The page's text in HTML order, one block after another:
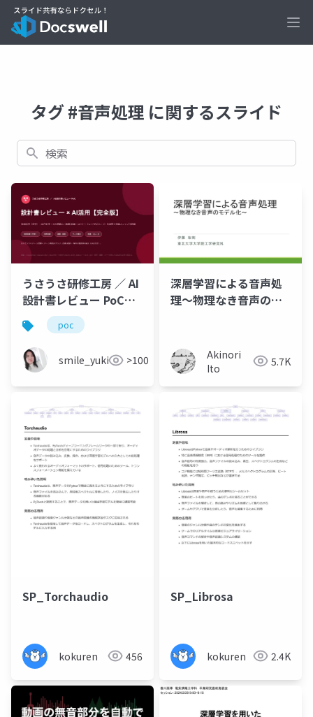
タグ #音声処理 に関するスライド
検索
うさうさ研修工房 ／ AI
設計書レビュー PoC設
計書レビュー × AI活用
【完全版】
_202606221200
poc
smile_yukiko_it>100
深層学習による音声処
理～物理なき音声のモ
Akinori
Ito
5.7K
SP_Torchaudio
kokuren 456
SP_Librosa
kokuren 2.4K